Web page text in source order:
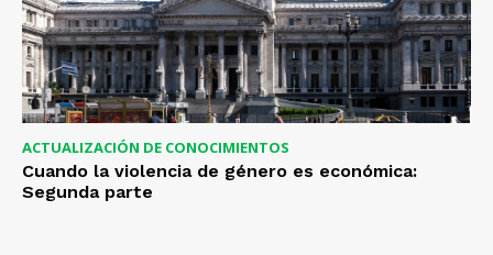
ACTUALIZACIÓN DE CONOCIMIENTOS
Cuando la violencia de género es económica:
Segunda parte